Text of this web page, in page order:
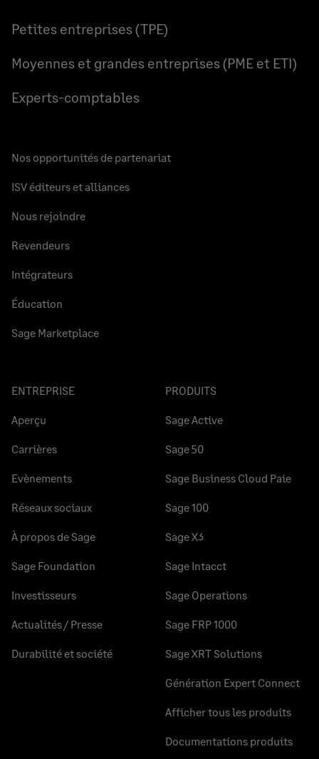
Petites entreprises (TPE)
Moyennes et grandes entreprises (PME et ETI)
Experts-comptables
Nos opportunités de partenariat
ISV éditeurs et alliances
Nous rejoindre
Revendeurs
Intégrateurs
Éducation
Sage Marketplace
ENTREPRISE
Aperçu
Carrières
Evènements
Réseaux sociaux
À propos de Sage
Sage Foundation
Investisseurs
Actualités / Presse
Durabilité et société
PRODUITS
Sage Active
Sage 50
Sage Business Cloud Paie
Sage 100
Sage X3
Sage Intacct
Sage Operations
Sage FRP 1000
Sage XRT Solutions
Génération Expert Connect
Afficher tous les produits
Documentations produits